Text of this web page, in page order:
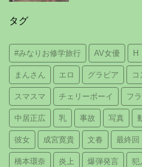
タグ
#みなりお修学旅行 AV女優 H
まんさん エロ グラビア コ
スマスマ チェリーボーイ フ
中居正広 乳 事故 写真
彼女 成宮寛貴 文春 最終回
橋本環奈 炎上 爆弾発言 犯